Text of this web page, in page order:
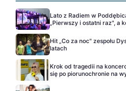
Lato z Radiem w
„Pierwszy i ostatni raz", a
Hit „Co za noc" zespołu
latach
Krok od tragedii na
się po piorunochronie na